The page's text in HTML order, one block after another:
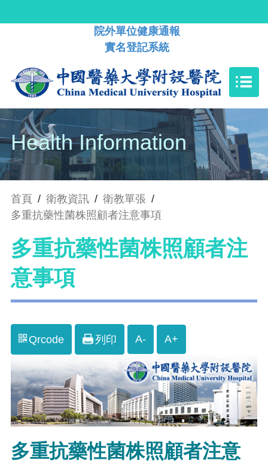
院外單位健康通報
實名登記系統
Health Information
首頁 / 衛教資訊 / 衛教單張 /
多重抗藥性菌株照顧者注意事項
多重抗藥性菌株照顧者注
意事項
Qrcode 列印 A- A+
多重抗藥性菌株照顧者注意